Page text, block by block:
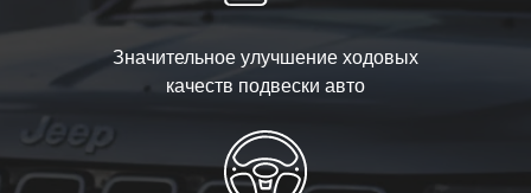
Значительное улучшение ходовых
качеств подвески авто